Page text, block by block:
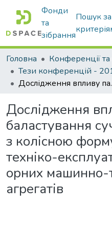
Фонди
та
зібрання
Пошук за
Головна
Тези конференцій -
Дослідження впливу параметрів
Дослідження
баластування
з колісною
техніко-
орних машинно-
агрегатів